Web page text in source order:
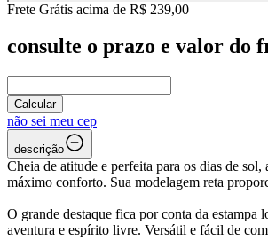
Frete Grátis acima de R$ 239,00
consulte o prazo e valor do
Calcular
não sei meu cep
descrição
Cheia de atitude e perfeita para os dias de
máximo conforto. Sua modelagem reta
O grande destaque fica por conta da estampa
aventura e espírito livre. Versátil e fácil de